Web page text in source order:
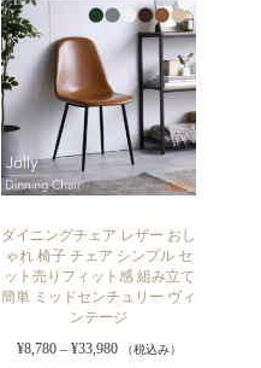
ダイニングチェア レザー おし
ゃれ 椅子 チェア シンプル セ
ット売りフィット感 組み立て
簡単 ミッドセンチュリー ヴィ
ンテージ
¥8,780 – ¥33,980 （税込み）